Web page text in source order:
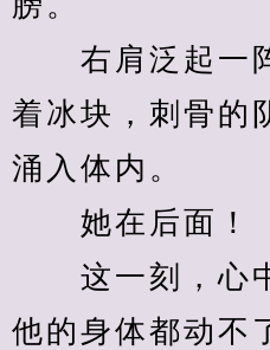
右肩泛起一阵
着冰块，刺骨的
涌入体内。
她在后面！
这一刻，心中
他的身体都动不